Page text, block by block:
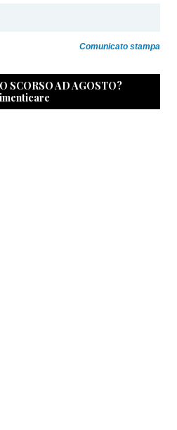
Comunicato stampa
SCORSO AD AGOSTO?